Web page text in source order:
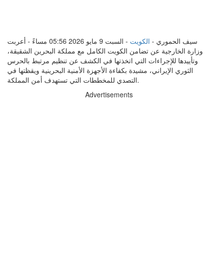
سيف الحموري - الكويت
- السبت 9 مايو 2026 05:56 مساءً - أعربت
وزارة الخارجية عن تضامن الكويت الكامل مع مملكة البحرين الشقيقة،
وتأييدها للإجراءات التي اتخذتها في الكشف عن تنظيم مرتبط بالحرس
الثوري الإيراني، مشيدة بكفاءة الأجهزة الأمنية البحرينية ويقظتها في
التصدي للمخططات التي تستهدف أمن المملكة.
Advertisements